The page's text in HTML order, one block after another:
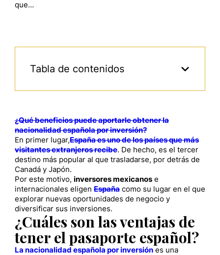
que…
Tabla de contenidos
¿Qué beneficios puede aportarle obtener la
nacionalidad española por inversión?
En primer lugar,España es uno de los países que más
visitantes extranjeros recibe. De hecho, es el tercer
destino más popular al que trasladarse, por detrás de
Canadá y Japón.
Por este motivo, inversores mexicanos e
internacionales eligen España como su lugar en el que
explorar nuevas oportunidades de negocio y
diversificar sus inversiones.
¿Cuáles son las ventajas de
tener el pasaporte español?
La nacionalidad española por inversión es una